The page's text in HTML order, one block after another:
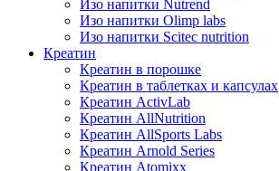
Изо напитки Nutrend
Изо напитки Olimp labs
Изо напитки Scitec nutrition
Креатин
Креатин в порошке
Креатин в таблетках и капсулах
Креатин ActivLab
Креатин AllNutrition
Креатин AllSports Labs
Креатин Arnold Series
Креатин Atomixx